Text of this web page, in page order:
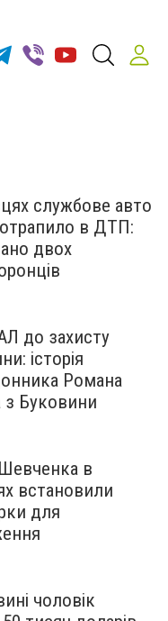
службове авто
в ДТП:
двох
до захисту
історія
Романа
з Буковини
в
встановили
для
чоловік